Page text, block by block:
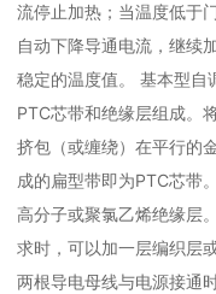
流停止加热；当温度低于
自动下降导通电流，继续
稳定的温度值。 基本型自
PTC芯带和绝缘层组成。
挤包（或缠绕）在平行的
成的扁型带即为PTC芯带
高分子或聚氯乙烯绝缘层
求时，可以加一层编织层
两根导电母线与电源接通